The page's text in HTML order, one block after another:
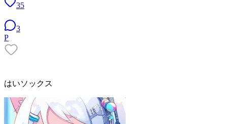
35
3
P
はいソックス